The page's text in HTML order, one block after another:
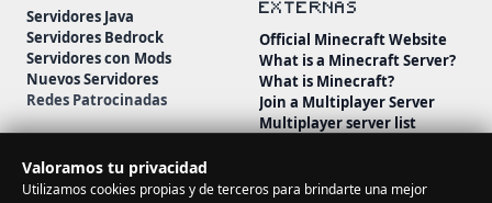
Valoramos tu privacidad
Utilizamos cookies propias y de terceros para brindarte una mejor
Servidores Java
Servidores Bedrock
Servidores con Mods
Nuevos Servidores
Redes Patrocinadas
EXTERNAS
Official Minecraft Website
What is a Minecraft Server?
What is Minecraft?
Join a Multiplayer Server
Multiplayer server list